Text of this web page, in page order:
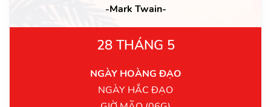
-Mark Twain-
28 THÁNG 5
NGÀY HOÀNG ĐẠO
NGÀY HẮC ĐẠO